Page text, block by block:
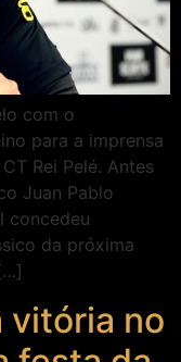
com o
para a imprensa
Rei Pelé. Antes
Juan Pablo
concedeu
da próxima
vitória no